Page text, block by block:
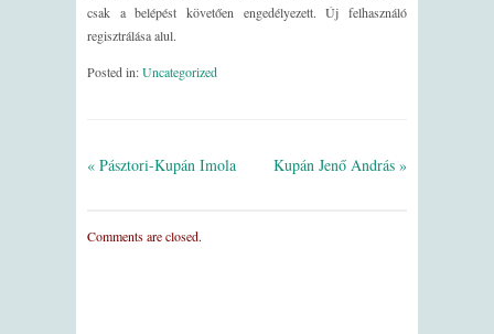
csak a belépést követően engedélyezett. Új felhasználó
regisztrálása alul.
Posted in:Uncategorized
« Pásztori-Kupán Imola Kupán Jenő András »
Comments are closed.